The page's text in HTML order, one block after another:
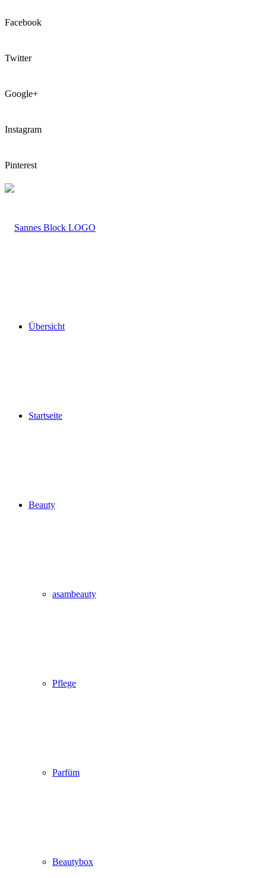
Facebook
Twitter
Google+
Instagram
Pinterest
LOGO
Übersicht
Startseite
Beauty
asambeauty
Pflege
Parfüm
Beautybox